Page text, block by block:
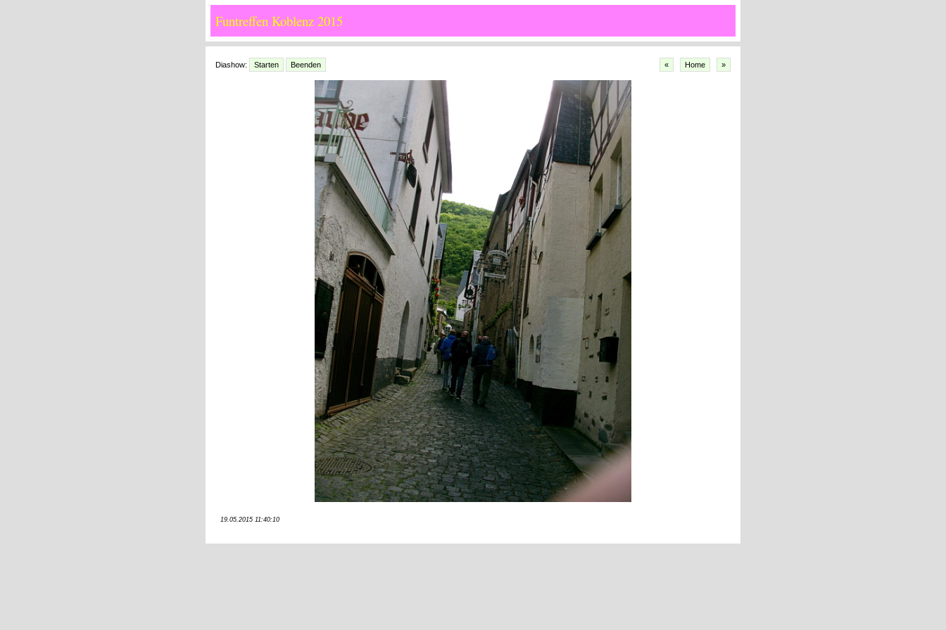
Funtreffen Koblenz 2015
Diashow: Starten Beenden « Home »
19.05.2015 11:40:10